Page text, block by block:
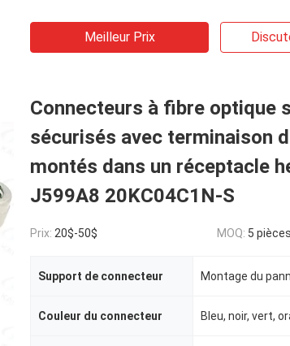
Meilleur Prix
Connecteurs à fibre optique
sécurisés avec terminaison
montés dans un réceptacle
J599A8 20KC04C1N-S
Prix: 20$-50$ MOQ: 5 pièces
Support de connecteur
Couleur du connecteur Bleu, noir, vert,